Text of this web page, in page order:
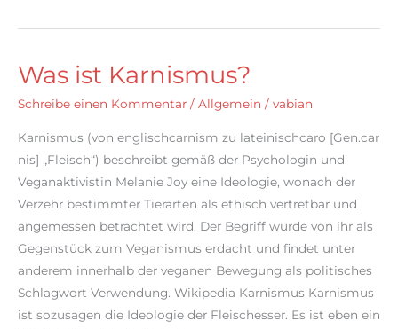
ist
Was ist Karnismus?
Schreibe einen Kommentar / Allgemein / vabian
Karnismus (von englischcarnism zu lateinischcaro [Gen.car
nis] „Fleisch“) beschreibt gemäß der Psychologin und
Veganaktivistin Melanie Joy eine Ideologie, wonach der
Verzehr bestimmter Tierarten als ethisch vertretbar und
angemessen betrachtet wird. Der Begriff wurde von ihr als
Gegenstück zum Veganismus erdacht und findet unter
anderem innerhalb der veganen Bewegung als politisches
Schlagwort Verwendung. Wikipedia Karnismus Karnismus
ist sozusagen die Ideologie der Fleischesser. Es ist eben ein